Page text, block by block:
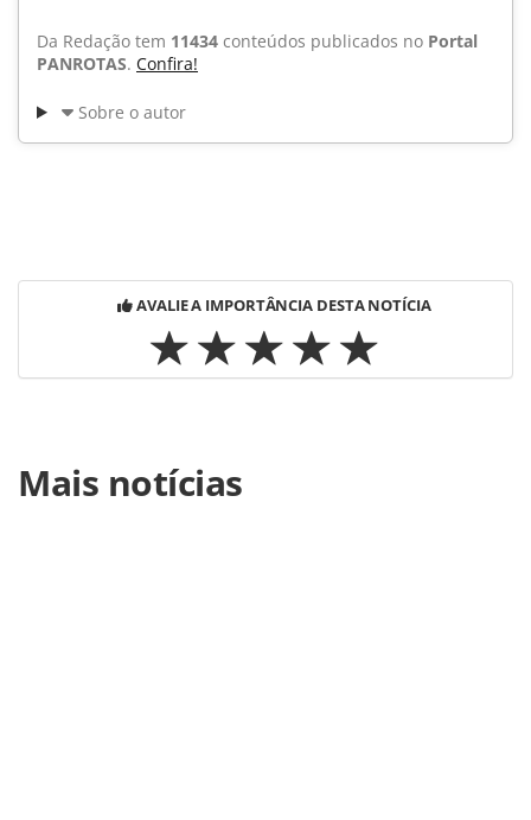
Da Redação tem 11434 conteúdos publicados no Portal
PANROTAS. Confira!
Sobre o autor
AVALIE A IMPORTÂNCIA DESTA NOTÍCIA
https://www.panrotas.com.br/noticia-
turismo/hotelaria/2015/09/palace-resorts-expande-
Mais notícias